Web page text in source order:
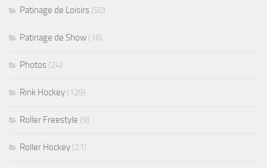
Patinage de Loisirs (50)
Patinage de Show (16)
Photos (24)
Rink Hockey (129)
Roller Freestyle (9)
Roller Hockey (21)